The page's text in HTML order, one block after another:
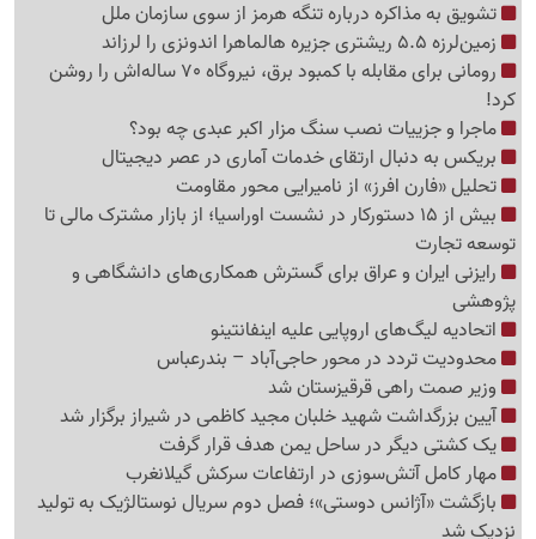
تشویق به مذاکره درباره تنگه هرمز از سوی سازمان ملل
زمین‌لرزه 5.5 ریشتری جزیره هالماهرا اندونزی را لرزاند
رومانی برای مقابله با کمبود برق، نیروگاه 70 ساله‌اش را روشن
کرد!
ماجرا و جزییات نصب سنگ مزار اکبر عبدی چه بود؟
بریکس به دنبال ارتقای خدمات آماری در عصر دیجیتال
تحلیل «فارن افرز» از نامیرایی محور مقاومت
بیش از 15 دستورکار در نشست اوراسیا؛ از بازار مشترک مالی تا
توسعه تجارت
رایزنی ایران و عراق برای گسترش همکاری‌های دانشگاهی و
پژوهشی
اتحادیه لیگ‌های اروپایی علیه اینفانتینو
محدودیت تردد در محور حاجی‌آباد – بندرعباس
وزیر صمت راهی قرقیزستان شد
آیین بزرگداشت شهید خلبان مجید کاظمی در شیراز برگزار شد
یک کشتی دیگر در ساحل یمن هدف قرار گرفت
مهار کامل آتش‌سوزی در ارتفاعات سرکش گیلانغرب
بازگشت «آژانس دوستی»؛ فصل دوم سریال نوستالژیک به تولید
نزدیک شد